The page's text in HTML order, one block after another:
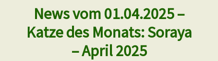
News vom 01.04.2025 –
Katze des Monats: Soraya
– April 2025